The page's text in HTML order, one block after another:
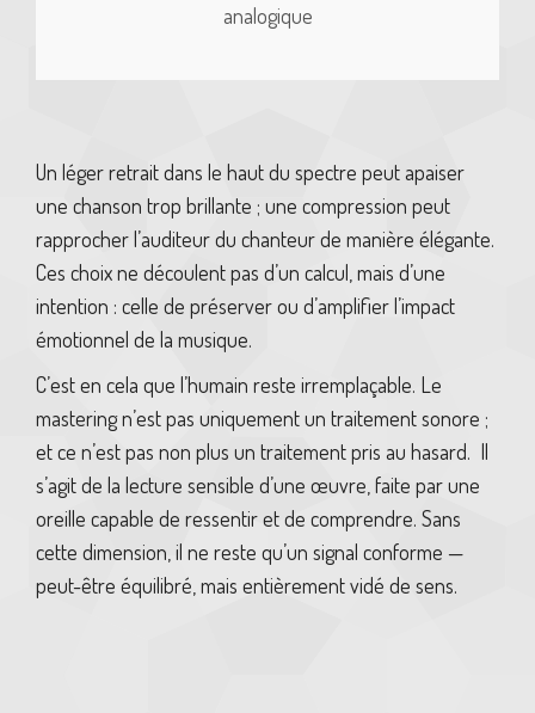
analogique
Un léger retrait dans le haut du spectre peut apaiser
une chanson trop brillante ; une compression peut
rapprocher l’auditeur du chanteur de manière élégante.
Ces choix ne découlent pas d’un calcul, mais d’une
intention : celle de préserver ou d’amplifier l’impact
émotionnel de la musique.
C’est en cela que l’humain reste irremplaçable. Le
mastering n’est pas uniquement un traitement sonore ;
et ce n’est pas non plus un traitement pris au hasard. Il
s’agit de la lecture sensible d’une œuvre, faite par une
oreille capable de ressentir et de comprendre. Sans
cette dimension, il ne reste qu’un signal conforme —
peut-être équilibré, mais entièrement vidé de sens.